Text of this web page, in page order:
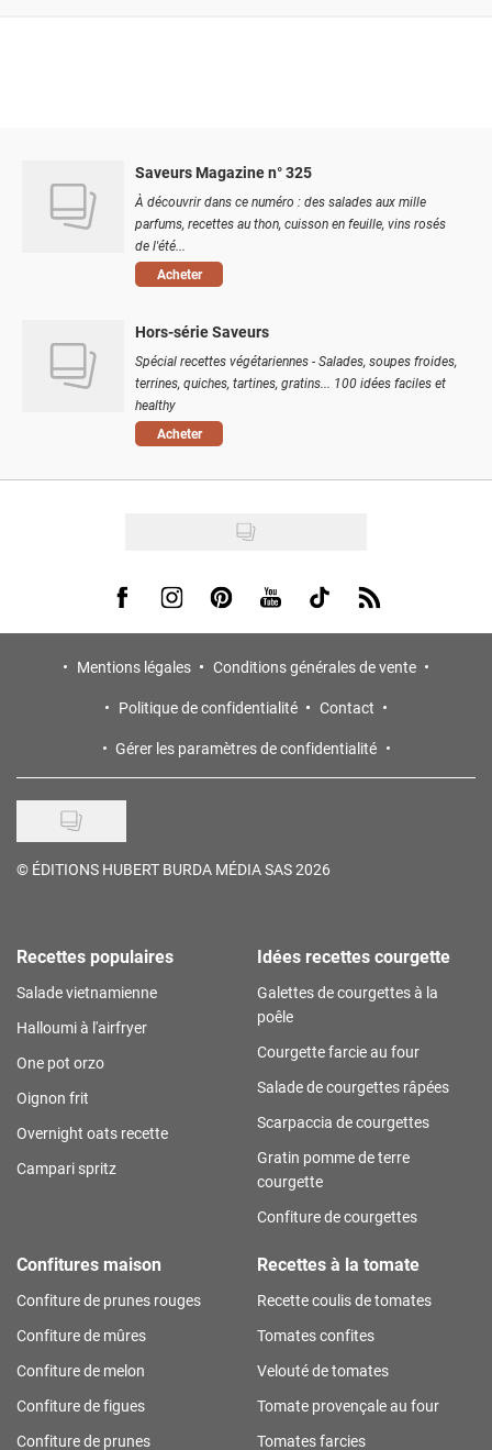
Saveurs Magazine n° 325
À découvrir dans ce numéro : des salades aux mille
parfums, recettes au thon, cuisson en feuille, vins rosés
de l'été...
Acheter
Hors-série Saveurs
Spécial recettes végétariennes - Salades, soupes froides,
terrines, quiches, tartines, gratins... 100 idées faciles et
healthy
Acheter
Visit us on Facebook
Visit us on Instagram
Visit us on Pinterest
Visit us on Youtube
Visit us on Tiktok
Visit us on Rss
Mentions légales
Conditions générales de vente
Politique de confidentialité
Contact
Gérer les paramètres de confidentialité
© ÉDITIONS HUBERT BURDA MÉDIA SAS 2026
Recettes populaires
Salade vietnamienne
Halloumi à l'airfryer
One pot orzo
Oignon frit
Overnight oats recette
Campari spritz
Idées recettes courgette
Galettes de courgettes à la
poêle
Courgette farcie au four
Salade de courgettes râpées
Scarpaccia de courgettes
Gratin pomme de terre
courgette
Confiture de courgettes
Confitures maison
Confiture de prunes rouges
Confiture de mûres
Confiture de melon
Confiture de figues
Confiture de prunes
Recettes à la tomate
Recette coulis de tomates
Tomates confites
Velouté de tomates
Tomate provençale au four
Tomates farcies